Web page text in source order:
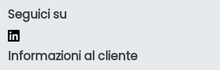
Seguici su
Informazioni al cliente